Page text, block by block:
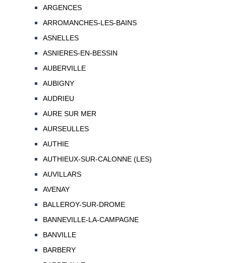
ARGENCES
ARROMANCHES-LES-BAINS
ASNELLES
ASNIERES-EN-BESSIN
AUBERVILLE
AUBIGNY
AUDRIEU
AURE SUR MER
AURSEULLES
AUTHIE
AUTHIEUX-SUR-CALONNE (LES)
AUVILLARS
AVENAY
BALLEROY-SUR-DROME
BANNEVILLE-LA-CAMPAGNE
BANVILLE
BARBERY